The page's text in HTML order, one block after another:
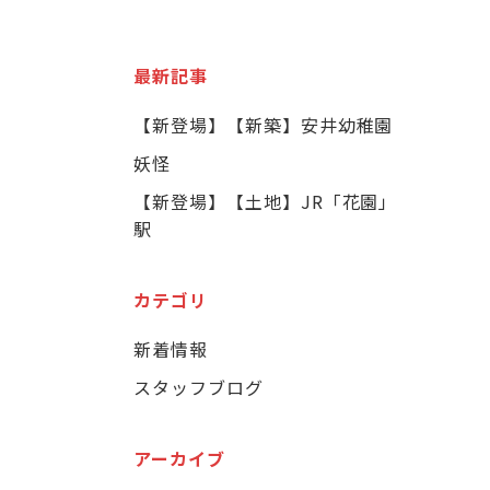
最新記事
【新登場】【新築】安井幼稚園
妖怪
【新登場】【土地】JR「花園」
駅
カテゴリ
新着情報
スタッフブログ
アーカイブ